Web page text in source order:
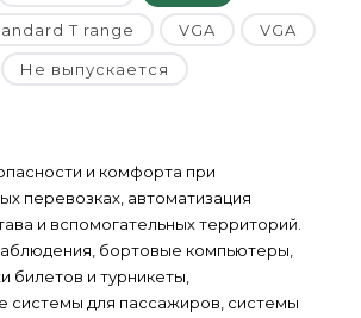
T range VGA VGA
Не выпускается
и комфорта при
перевозках, автоматизация
и вспомогательных территорий.
бортовые компьютеры,
билетов и турникеты,
системы для пассажиров, системы